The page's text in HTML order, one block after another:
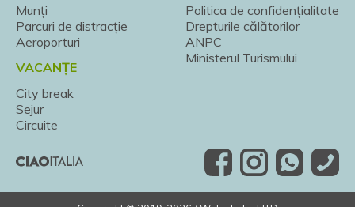
Munți
Parcuri de distracție
Aeroporturi
VACANȚE
City break
Sejur
Circuite
Politica de confidențialitate
Drepturile călătorilor
ANPC
Ministerul Turismului